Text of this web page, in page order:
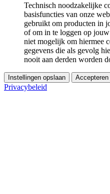
Technisch noodzakelijke
basisfuncties van onze
gebruikt om producten in
of om in te loggen op
niet mogelijk om hiermee
gegevens die als gevolg
nooit aan derden worden
Instellingen opslaan Accepteren
Privacybeleid